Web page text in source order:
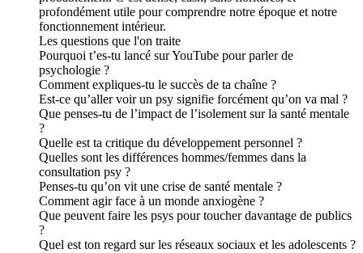
profondément utile pour comprendre notre époque et notre
fonctionnement intérieur.
Les questions que l'on traite
Pourquoi t’es-tu lancé sur YouTube pour parler de
psychologie ?
Comment expliques-tu le succès de ta chaîne ?
Est-ce qu’aller voir un psy signifie forcément qu’on va mal ?
Que penses-tu de l’impact de l’isolement sur la santé mentale
?
Quelle est ta critique du développement personnel ?
Quelles sont les différences hommes/femmes dans la
consultation psy ?
Penses-tu qu’on vit une crise de santé mentale ?
Comment agir face à un monde anxiogène ?
Que peuvent faire les psys pour toucher davantage de publics
?
Quel est ton regard sur les réseaux sociaux et les adolescents ?